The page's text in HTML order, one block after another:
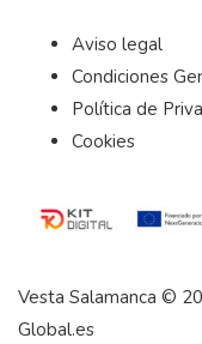
Aviso legal
Condiciones
Política de
Cookies
Vesta Salamanca ©
Global.es